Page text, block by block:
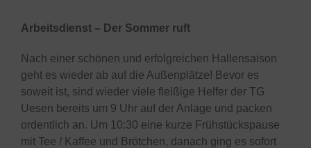
Arbeitsdienst – Der Sommer ruft
Nach einer schönen und erfolgreichen Hallensaison
geht es wieder ab auf die Außenplätze! Bevor es
soweit ist, sind wieder viele fleißige Helfer der TG
Uesen bereits um 9 Uhr auf der Anlage und packen
ordentlich an. Um 10:30 eine kurze Frühstückspause
mit Tee / Kaffee und Brötchen, danach ging es sofort